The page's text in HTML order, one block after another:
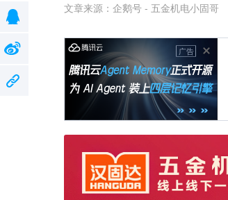
文章来源： 企鹅号 - 五金机电小固哥
广告